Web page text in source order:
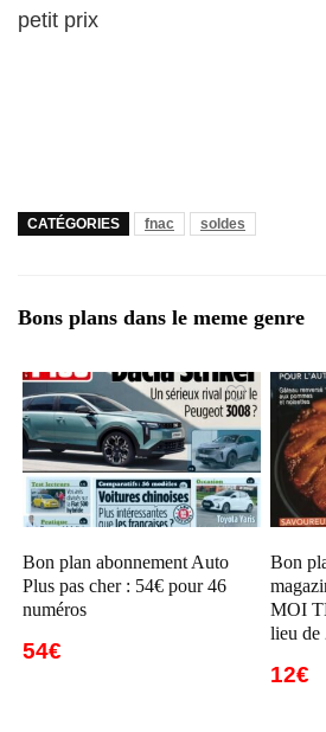
petit prix
CATÉGORIES fnac soldes
Bons plans dans le meme genre
Bon plan abonnement Auto
Plus pas cher : 54€ pour 46
numéros
54€
Bon
MOI
lieu de
12€